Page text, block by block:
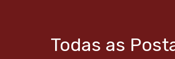
Todas as